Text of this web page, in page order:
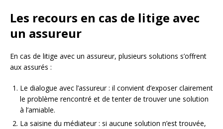
Les recours en cas de litige avec
un assureur
En cas de litige avec un assureur, plusieurs solutions s’offrent
aux assurés :
Le dialogue avec l’assureur : il convient d’exposer clairement
le problème rencontré et de tenter de trouver une solution
à l’amiable.
La saisine du médiateur : si aucune solution n’est trouvée,